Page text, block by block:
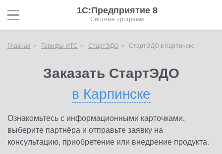
1С:Предприятие 8
Система программ
Главная Тарифы ИТС СтартЭДО СтартЭДО в Карпинске
Заказать СтартЭДО
в Карпинске
Ознакомьтесь с информационными карточками,
выберите партнёра и отправьте заявку на
консультацию, приобретение или внедрение продукта.